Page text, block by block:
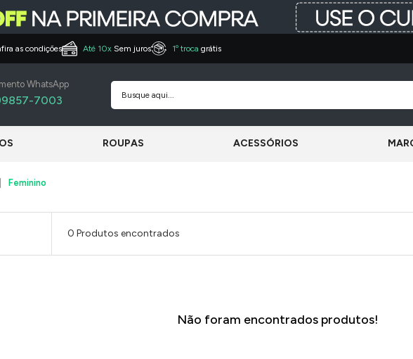
as condições Até 10x Sem juros 1º troca grátis
WhatsApp
7003
ROUPAS ACESSÓRIOS
Feminino
0 Produtos encontrados
Não foram encontrados produtos!